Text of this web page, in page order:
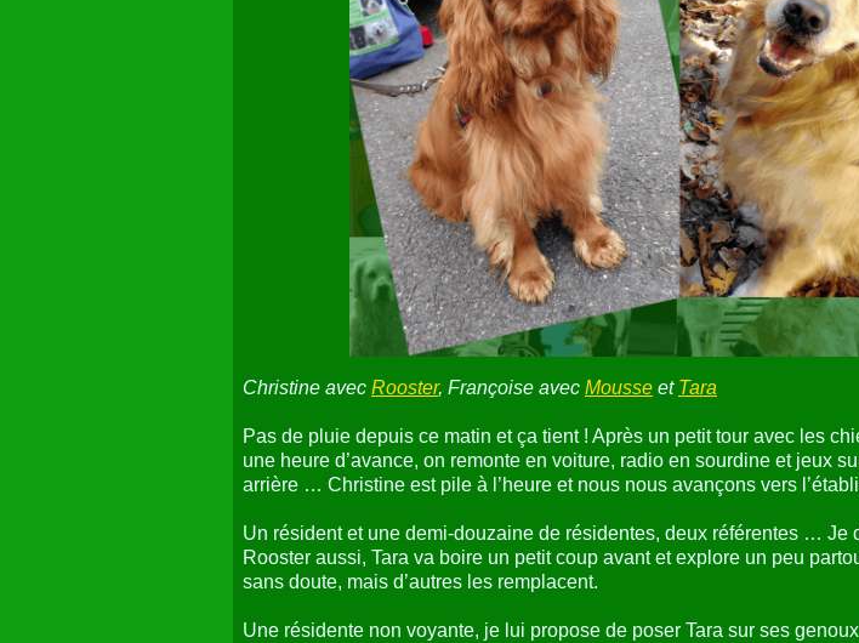
Christine avec Rooster, Françoise avec Mousse et Tara
Pas de pluie depuis ce matin et ça tient ! Après un petit tour avec les
une heure d’avance, on remonte en voiture, radio en sourdine et jeux
arrière … Christine est pile à l’heure et nous nous avançons vers
Un résident et une demi-douzaine de résidentes, deux référentes … Je
Rooster aussi, Tara va boire un petit coup avant et explore un peu
sans doute, mais d’autres les remplacent.
Une résidente non voyante, je lui propose de poser Tara sur ses